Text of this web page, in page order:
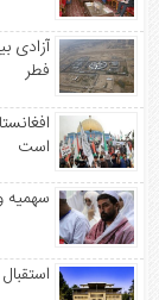
فطر
است
سهمیه‌